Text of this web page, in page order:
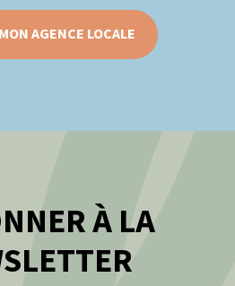
AGENCE LOCALE
À LA